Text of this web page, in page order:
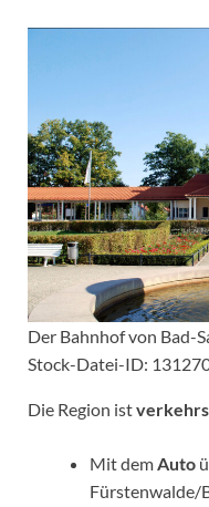
Der Bahnhof von Bad-
Stock-Datei-ID:
Die Region ist
Mit demAuto
Fürstenwalde/